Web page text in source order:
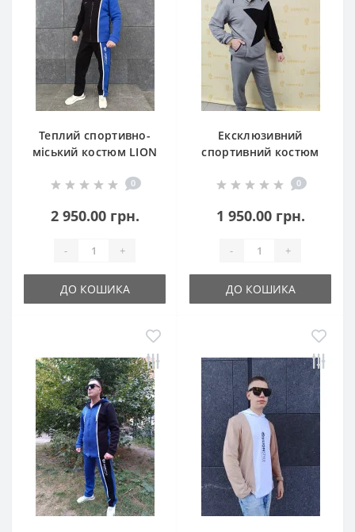
Теплий спортивно-
міський костюм LION
0
2 950.00 грн.
- +
ДО КОШИКА
Ексклюзивний
спортивний костюм
(худі+штани)0
1 950.00 грн.
- +
ДО КОШИКА